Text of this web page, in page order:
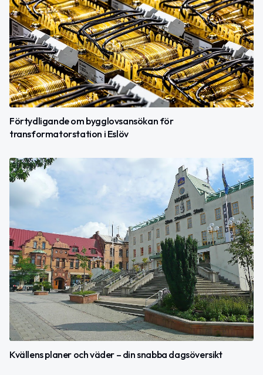
Förtydligande om bygglovsansökan för
transformatorstation i Eslöv
Kvällens planer och väder – din snabba dagsöversikt